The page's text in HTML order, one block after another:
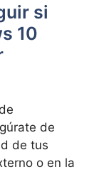
si
10
de
de tus
o en la